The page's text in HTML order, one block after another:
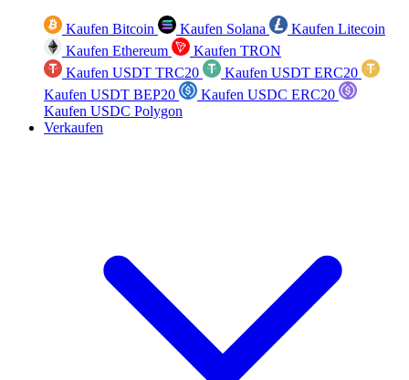
Kaufen Bitcoin Kaufen Solana
Kaufen Litecoin
Kaufen Ethereum
Kaufen TRON
Kaufen USDT TRC20
Kaufen USDT ERC20
Kaufen USDT BEP20
Kaufen USDC ERC20
Kaufen USDC Polygon
Verkaufen